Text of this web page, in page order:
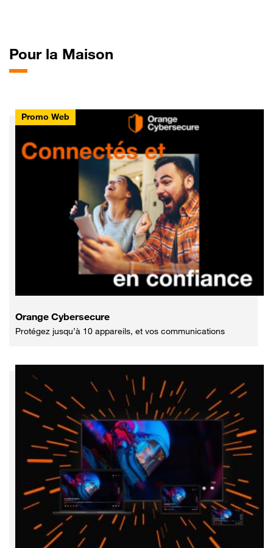
Pourla Maison
Promo Web
Orange Cybersecure
Protégez jusqu’à 10 appareils, et vos communications